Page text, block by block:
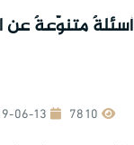
أسئلةٌ متنوّعةٌ عن
2019-06-13